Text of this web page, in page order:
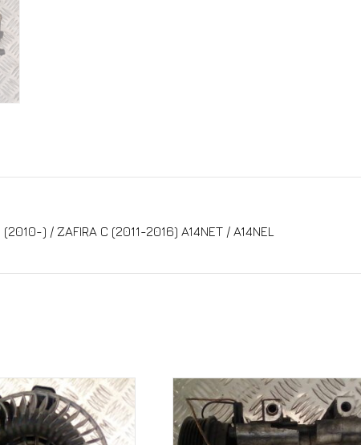
) / ZAFIRA C (2011-2016) A14NET / A14NEL